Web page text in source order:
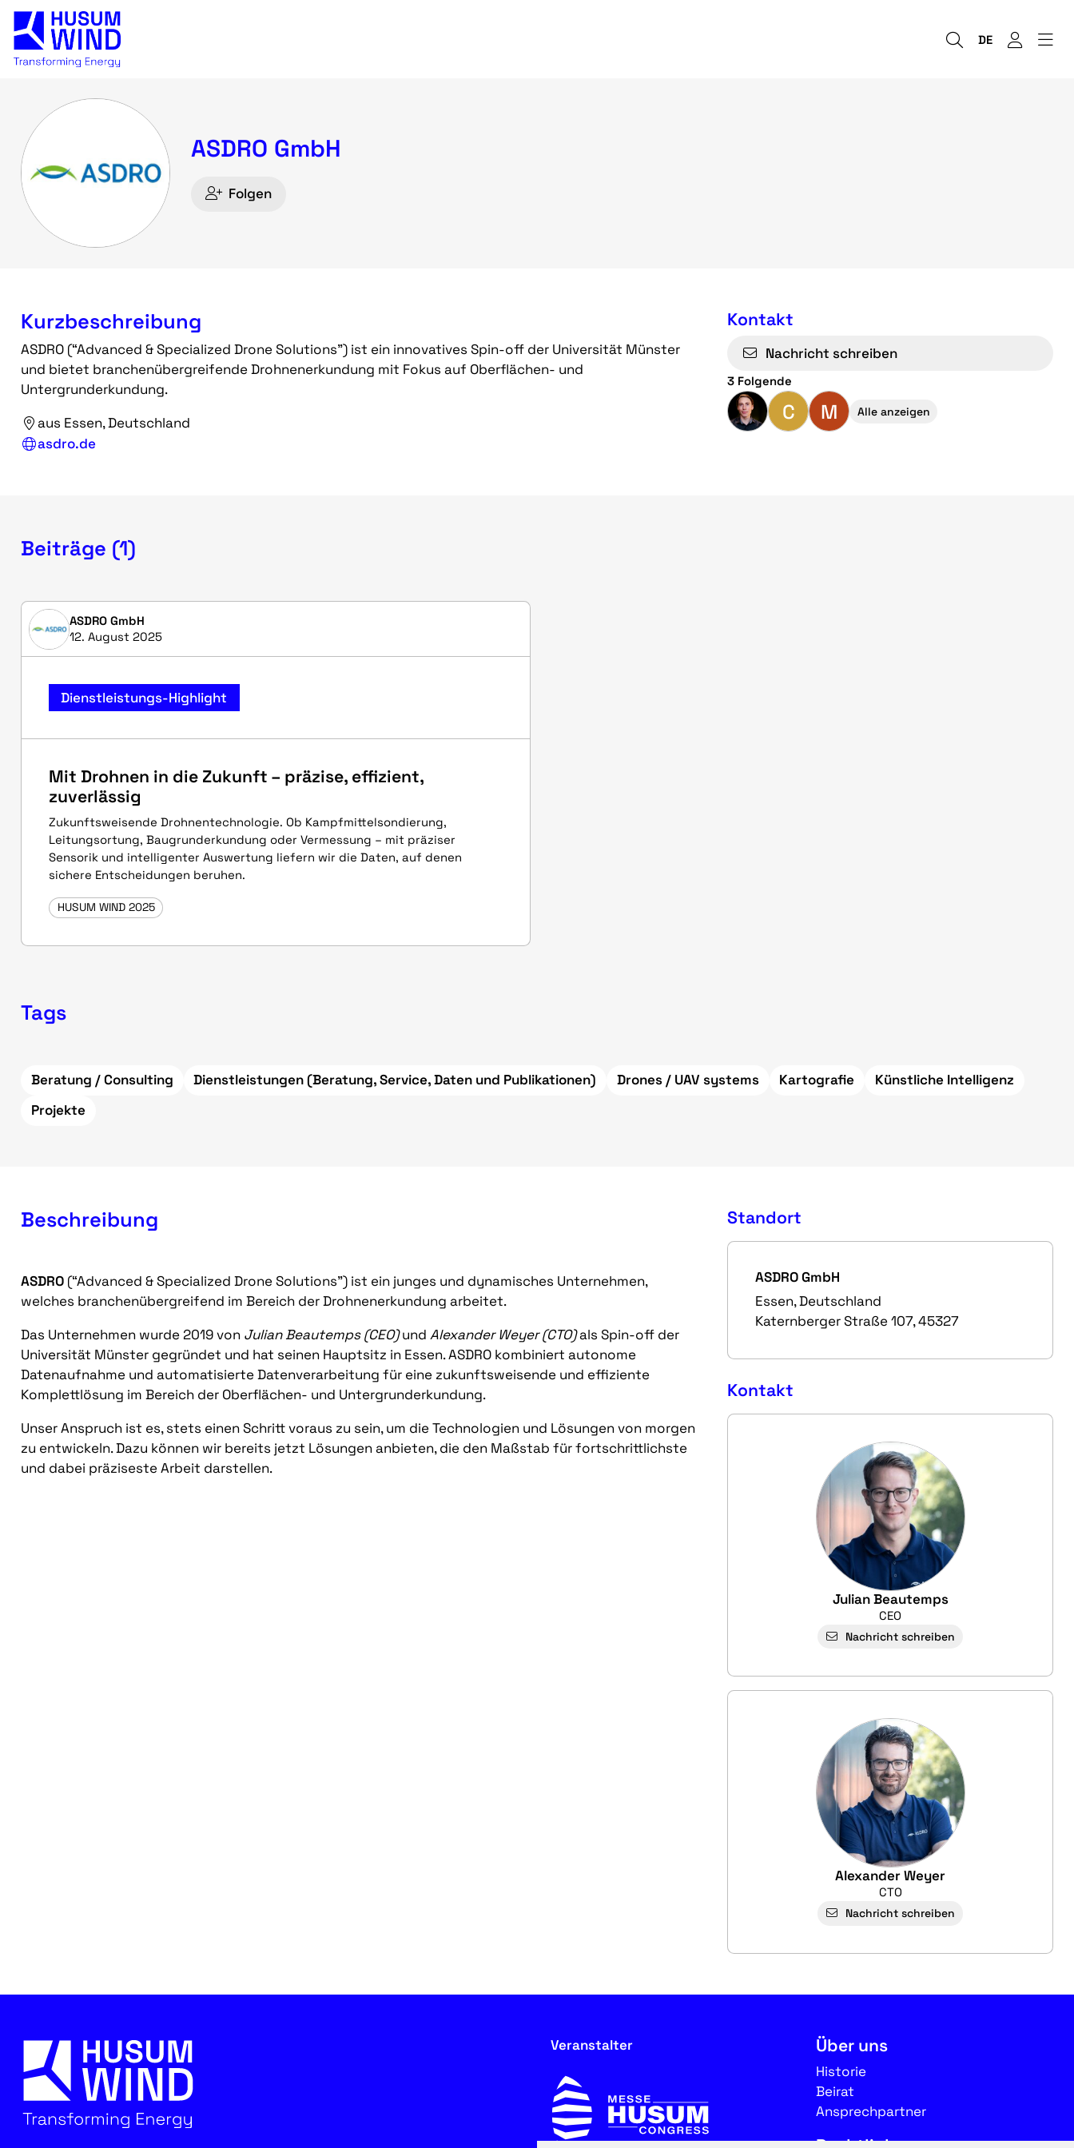
DE
ASDRO GmbH
Folgen
Kurzbeschreibung
ASDRO (“Advanced & Specialized Drone Solutions”) ist ein innovatives Spin-off der Universität Münster
und bietet branchenübergreifende Drohnenerkundung mit Fokus auf Oberflächen- und
Untergrunderkundung.
aus Essen, Deutschland
asdro.de
Kontakt
Nachricht schreiben
3 Folgende
C M Alle anzeigen
Beiträge (1)
ASDRO GmbH
12. August 2025
Dienstleistungs-Highlight
Mit Drohnen in die Zukunft – präzise, effizient,
zuverlässig
Zukunftsweisende Drohnentechnologie. Ob Kampfmittelsondierung,
Leitungsortung, Baugrunderkundung oder Vermessung – mit präziser
Sensorik und intelligenter Auswertung liefern wir die Daten, auf denen
sichere Entscheidungen beruhen.
HUSUM WIND 2025
Tags
Beratung / Consulting Dienstleistungen (Beratung, Service, Daten und Publikationen) Drones / UAV systems Kartografie
Künstliche Intelligenz
Projekte
Beschreibung
ASDRO (“Advanced & Specialized Drone Solutions”) ist ein junges und dynamisches Unternehmen,
welches branchenübergreifend im Bereich der Drohnenerkundung arbeitet.
Das Unternehmen wurde 2019 von Julian Beautemps (CEO)und Alexander Weyer (CTO)als Spin-off der
Universität Münster gegründet und hat seinen Hauptsitz in Essen. ASDRO kombiniert autonome
Datenaufnahme und automatisierte Datenverarbeitung für eine zukunftsweisende und effiziente
Komplettlösung im Bereich der Oberflächen- und Untergrunderkundung.
Unser Anspruch ist es, stets einen Schritt voraus zu sein, um die Technologien und Lösungen von morgen
zu entwickeln. Dazu können wir bereits jetzt Lösungen anbieten, die den Maßstab für fortschrittlichste
und dabei präziseste Arbeit darstellen.
Standort
ASDRO GmbH
Essen, Deutschland
Katernberger Straße 107, 45327
Kontakt
Julian Beautemps
CEO
Nachricht schreiben
Alexander Weyer
CTO
Nachricht schreiben
Veranstalter Über uns
Historie
Beirat
Ansprechpartner